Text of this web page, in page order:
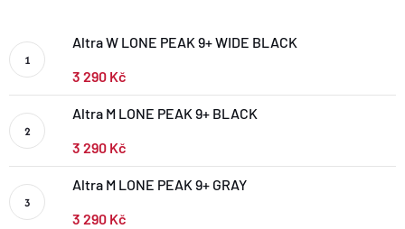
CYKLISTIKA
Značky
Velikosti Kontakty Napište nám
Nákup pro kolektiv
Altra W LONE PEAK 9+ WIDE BLACK
3 290 Kč
Altra M LONE PEAK 9+ BLACK
3 290 Kč
Altra M LONE PEAK 9+ GRAY
3 290 Kč